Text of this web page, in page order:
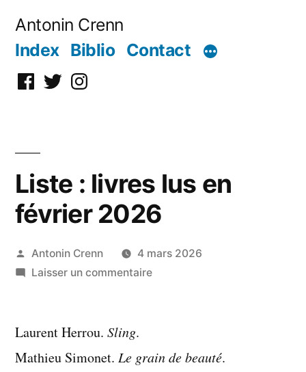
Antonin Crenn
Index Biblio Contact
Facebook
TwitterInstagram
Liste : livres lus en
février 2026
Publié
par
Antonin Crenn
4 mars 2026
Laisser un commentairesur
Laurent Herrou. Sling.
Mathieu Simonet. Le grain de beauté.